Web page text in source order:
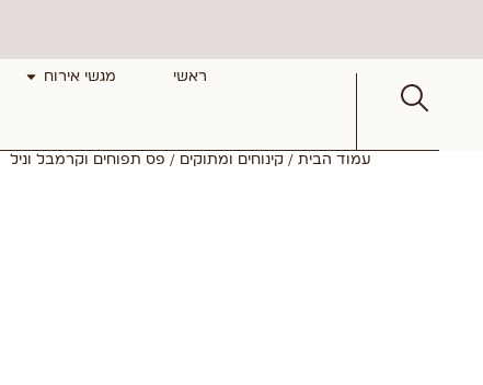
ראשי מגשי אירוח
עמוד הבית / קינוחים ומתוקים / פס תפוחים וקרמבל וניל